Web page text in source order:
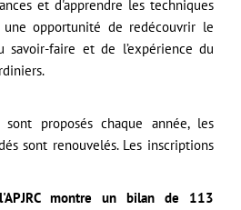
et d'apprendre les techniques
une opportunité de redécouvrir le
faire et de l’expérience du
proposés chaque année, les
sont renouvelés. Les inscriptions
montre un bilan de 113